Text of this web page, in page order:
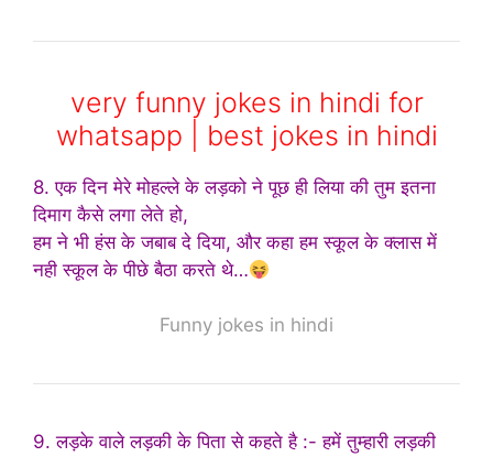
very funny jokes in hindi for
whatsapp | best jokes in hindi
8. एक दिन मेरे मोहल्ले के लड़को ने पूछ ही लिया की तुम इतना
दिमाग कैसे लगा लेते हो,
हम ने भी हंस के जबाब दे दिया, और कहा हम स्कूल के क्लास में
नही स्कूल के पीछे बैठा करते थे…
Funny jokes in hindi
9. लड़के वाले लड़की के पिता से कहते है :- हमें तुम्हारी लड़की